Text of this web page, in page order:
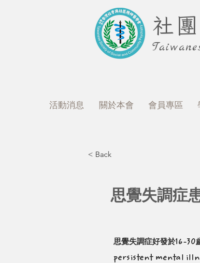
社
活動消息 關於本會 會員專區
< Back
思覺失調症
思覺失調症好發於16-30
persistent mental